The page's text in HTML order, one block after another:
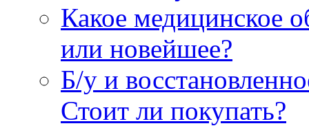
Какое медицинское
или новейшее?
Б/у и
Стоит ли покупать?